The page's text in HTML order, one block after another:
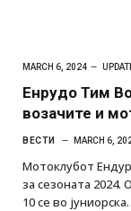
MARCH 6, 2024
Енрудо Тим
возачите и
ВЕСТИ MARCH 6,
Мотоклубот
за сезоната
10 се во